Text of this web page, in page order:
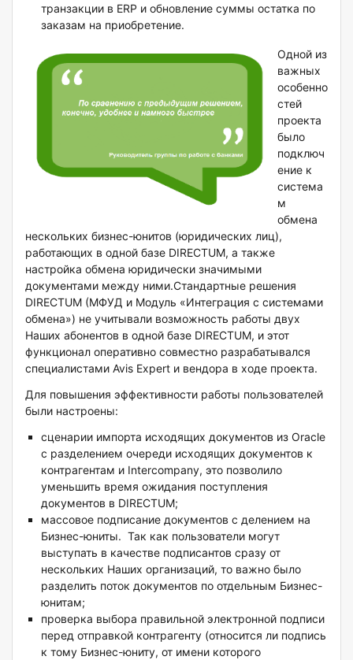
транзакции в ERP и обновление суммы остатка по
заказам на приобретение.
Одной из
важных
особенно
стей
проекта
было
подключ
ение к
система
м
обмена
нескольких бизнес-юнитов (юридических лиц),
работающих в одной базе DIRECTUM, а также
настройка обмена юридически значимыми
документами между ними.Стандартные решения
DIRECTUM (МФУД и Модуль «Интеграция с системами
обмена») не учитывали возможность работы двух
Наших абонентов в одной базе DIRECTUM, и этот
функционал оперативно совместно разрабатывался
специалистами Avis Expert и вендора в ходе проекта.
Для повышения эффективности работы пользователей
были настроены:
сценарии импорта исходящих документов из Oracle
c разделением очереди исходящих документов к
контрагентам и Intercompany, это позволило
уменьшить время ожидания поступления
документов в DIRECTUM;
массовое подписание документов с делением на
Бизнес-юниты. Так как пользователи могут
выступать в качестве подписантов сразу от
нескольких Наших организаций, то важно было
разделить поток документов по отдельным Бизнес-
юнитам;
проверка выбора правильной электронной подписи
перед отправкой контрагенту (относится ли подпись
к тому Бизнес-юниту, от имени которого